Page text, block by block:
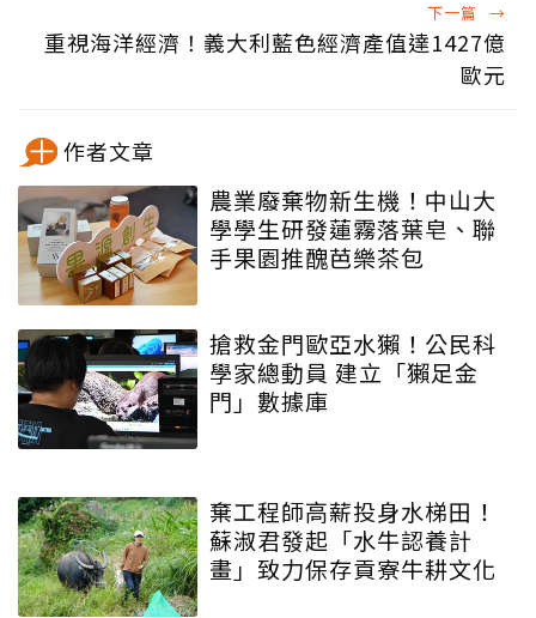
下一篇 →
重視海洋經濟！義大利藍色經濟產值達1427億
歐元
作者文章
農業廢棄物新生機！中山大
學學生研發蓮霧落葉皂、聯
手果園推醜芭樂茶包
搶救金門歐亞水獺！公民科
學家總動員 建立「獺足金
門」數據庫
棄工程師高薪投身水梯田！
蘇淑君發起「水牛認養計
畫」致力保存貢寮牛耕文化